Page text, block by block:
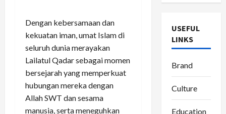
Dengan kebersamaan dan
kekuatan iman, umat Islam di
seluruh dunia merayakan
Lailatul Qadar sebagai momen
bersejarah yang memperkuat
hubungan mereka dengan
Allah SWT dan sesama
manusia, serta meneguhkan
USEFUL
LINKS
Brand
Culture
Education